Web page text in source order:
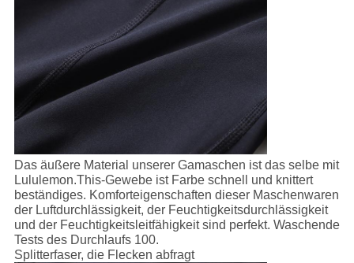
Das äußere Material unserer Gamaschen ist das selbe mit
Lululemon.This-Gewebe ist Farbe schnell und knittert
beständiges. Komforteigenschaften dieser Maschenwaren
der Luftdurchlässigkeit, der Feuchtigkeitsdurchlässigkeit
und der Feuchtigkeitsleitfähigkeit sind perfekt. Waschende
Tests des Durchlaufs 100.
Splitterfaser, die Flecken abfragt